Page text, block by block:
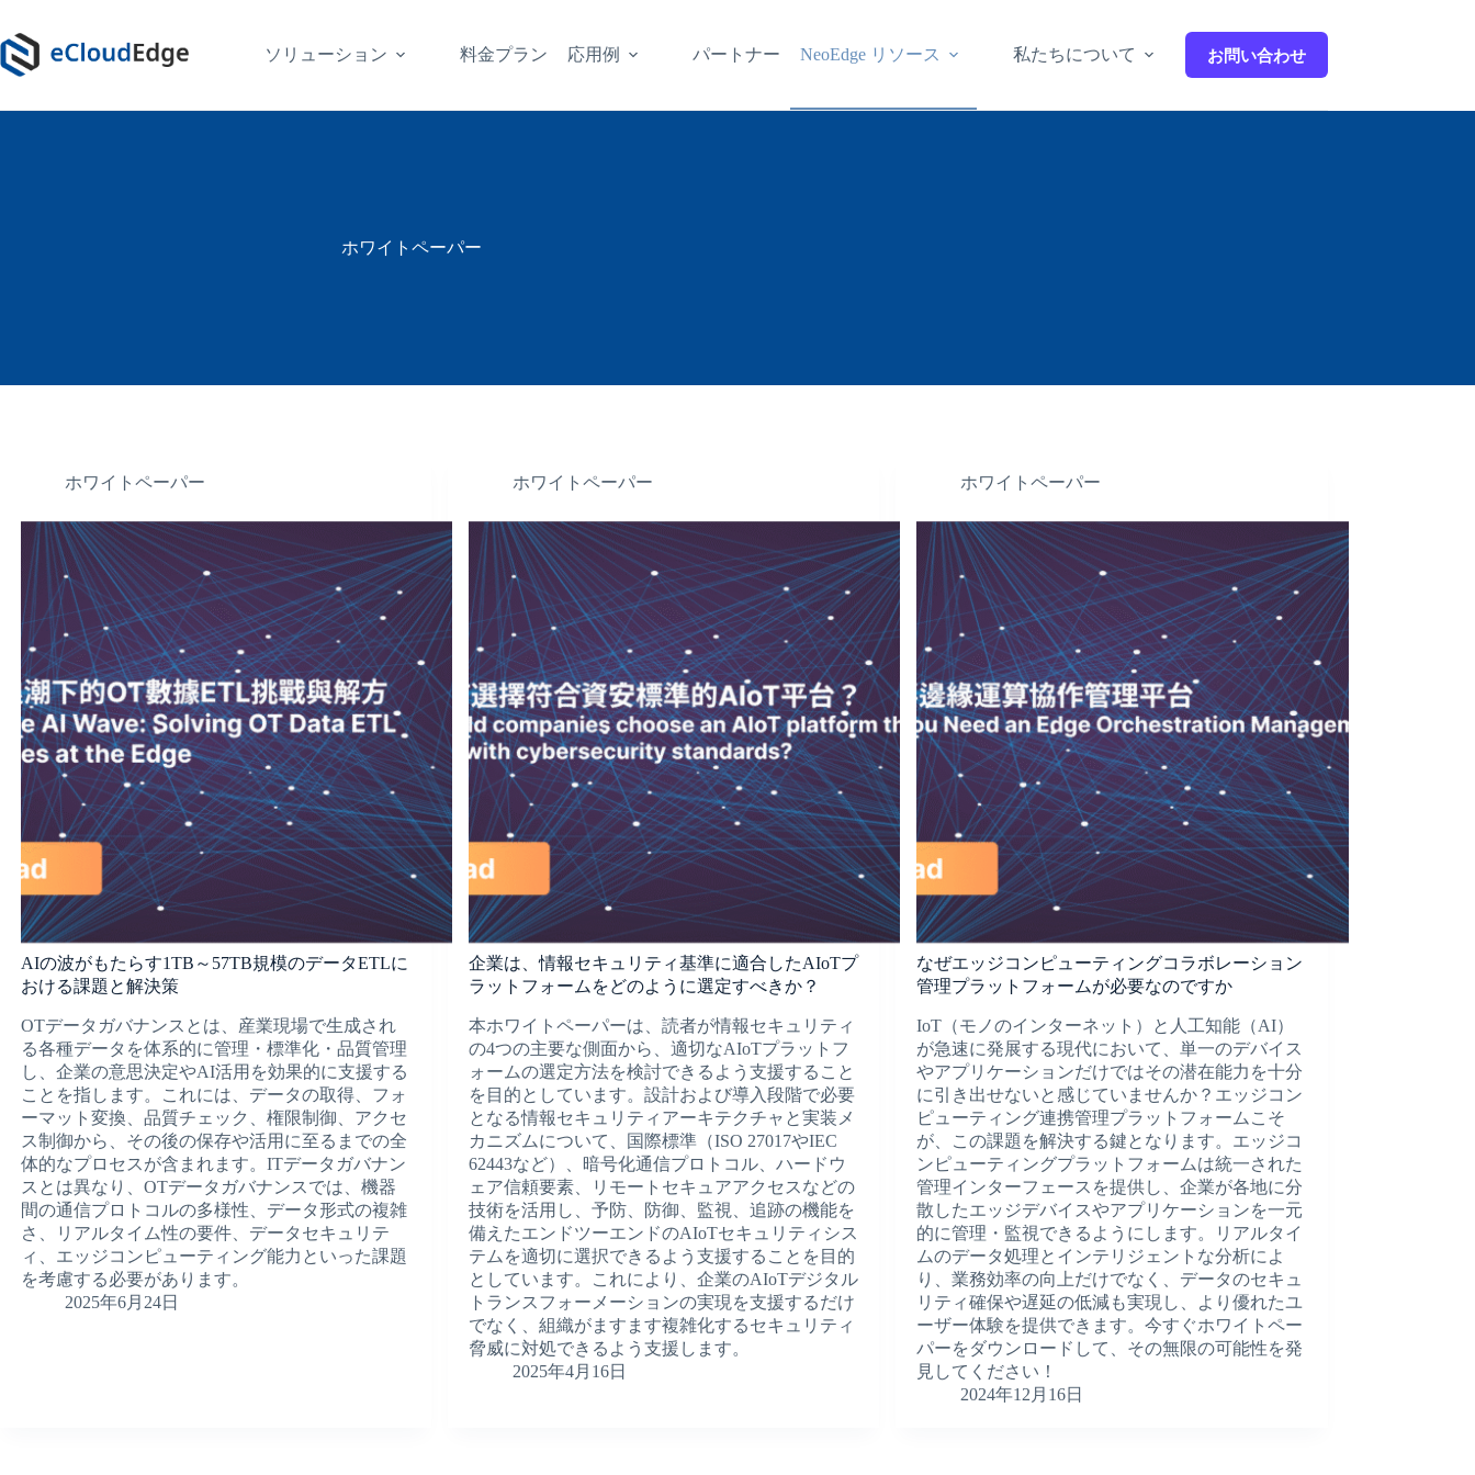
ン
テ
ン
ソリューション 料金プラン 応用例 パートナー NeoEdge リソース 私たちについて 繁中
お問い合わせ
ホワイトペーパー
ホワイトペーパー
AIの波がもたらす1TB～57TB規模のデータETLに
おける課題と解決策
OTデータガバナンスとは、産業現場で生成され
る各種データを体系的に管理・標準化・品質管理
し、企業の意思決定やAI活用を効果的に支援する
ことを指します。これには、データの取得、フォ
ーマット変換、品質チェック、権限制御、アクセ
ス制御から、その後の保存や活用に至るまでの全
体的なプロセスが含まれます。ITデータガバナン
スとは異なり、OTデータガバナンスでは、機器
間の通信プロトコルの多様性、データ形式の複雑
さ、リアルタイム性の要件、データセキュリテ
ィ、エッジコンピューティング能力といった課題
を考慮する必要があります。
2025年6月24日
ホワイトペーパー
企業は、情報セキュリティ基準に適合したAIoTプ
ラットフォームをどのように選定すべきか？
本ホワイトペーパーは、読者が情報セキュリティ
の4つの主要な側面から、適切なAIoTプラットフ
ォームの選定方法を検討できるよう支援すること
を目的としています。設計および導入段階で必要
となる情報セキュリティアーキテクチャと実装メ
カニズムについて、国際標準（ISO 27017やIEC
62443など）、暗号化通信プロトコル、ハードウ
ェア信頼要素、リモートセキュアアクセスなどの
技術を活用し、予防、防御、監視、追跡の機能を
備えたエンドツーエンドのAIoTセキュリティシス
テムを適切に選択できるよう支援することを目的
としています。これにより、企業のAIoTデジタル
トランスフォーメーションの実現を支援するだけ
でなく、組織がますます複雑化するセキュリティ
脅威に対処できるよう支援します。
2025年4月16日
ホワイトペーパー
なぜエッジコンピューティングコラボレーション
管理プラットフォームが必要なのですか
IoT（モノのインターネット）と人工知能（AI）
が急速に発展する現代において、単一のデバイス
やアプリケーションだけではその潜在能力を十分
に引き出せないと感じていませんか？エッジコン
ピューティング連携管理プラットフォームこそ
が、この課題を解決する鍵となります。エッジコ
ンピューティングプラットフォームは統一された
管理インターフェースを提供し、企業が各地に分
散したエッジデバイスやアプリケーションを一元
的に管理・監視できるようにします。リアルタイ
ムのデータ処理とインテリジェントな分析によ
り、業務効率の向上だけでなく、データのセキュ
リティ確保や遅延の低減も実現し、より優れたユ
ーザー体験を提供できます。今すぐホワイトペー
パーをダウンロードして、その無限の可能性を発
見してください！
2024年12月16日